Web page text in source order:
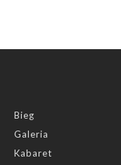
Bieg
Galeria
Kabaret